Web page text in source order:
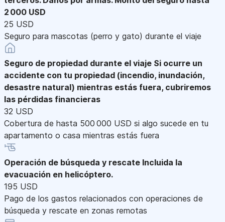
2 000 USD
25 USD
Seguro para mascotas (perro y gato) durante el viaje
Seguro de propiedad durante el viaje Si ocurre un
accidente con tu propiedad (incendio, inundación,
desastre natural) mientras estás fuera, cubriremos
las pérdidas financieras
32 USD
Cobertura de hasta 500 000 USD si algo sucede en tu
apartamento o casa mientras estás fuera
Operación de búsqueda y rescate Incluida la
evacuación en helicóptero.
195 USD
Pago de los gastos relacionados con operaciones de
búsqueda y rescate en zonas remotas